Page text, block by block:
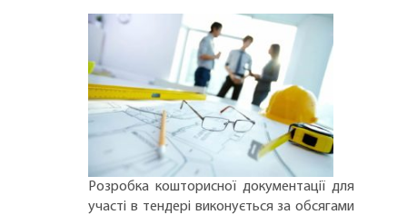
Розробка кошторисної документації для
участі в тендері виконується за обсягами